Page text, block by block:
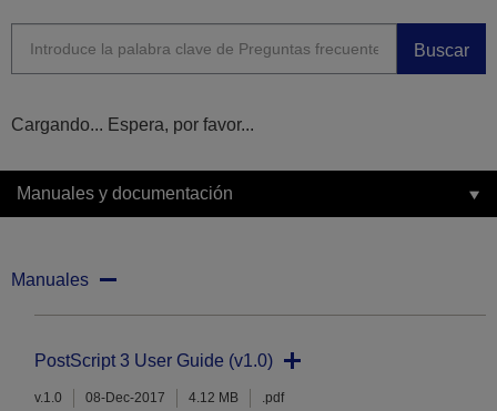
Buscar
Cargando... Espera, por favor...
Manuales y documentación
Manuales
PostScript 3 User Guide (v1.0)
v.1.0 08-Dec-2017 4.12 MB .pdf